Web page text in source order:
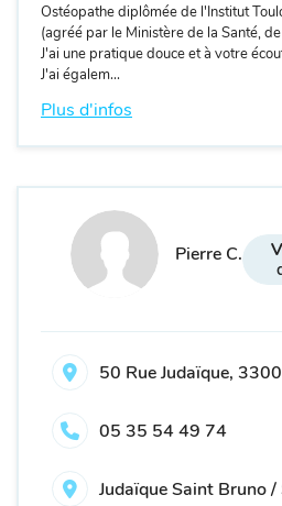
Ostéopathe diplômée de l'Institut
(agréé par le Ministère de la Santé,
J'ai une pratique douce et à votre
J'ai égalem...
Plus d'infos
Pierre C.
50 Rue Judaïque,
05 35 54 49 74
Judaïque Saint Bruno